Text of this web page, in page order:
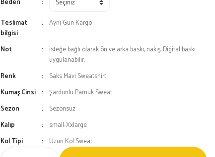
Beden
Teslimat
bilgisi
Aynı Gün Kargo
Not
isteğe bağlı olarak ön ve arka baskı, nakış, Digital baskı
uygulanabilir.
Renk
Saks Mavi Sweatshirt
Kumaş Cinsi
Şardonlu Pamuk Sweat
Sezon
Sezonsuz
Kalıp
small-Xxlarge
Kol Tipi
Uzun Kol Sweat